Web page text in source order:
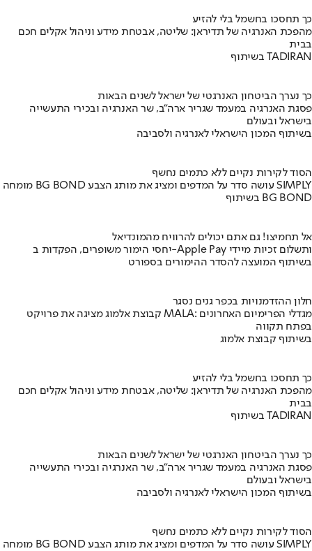
כך תחסכו בחשמל בלי להזיע
מהפכת האנרגיה של תדיראן: שליטה, אבטחת מידע וניהול אקלים חכם
בבית
בשיתוף TADIRAN
כך נערך הביטחון האנרגטי של ישראל לשנים הבאות
פסגת האנרגיה במעמד שגריר ארה"ב, שר האנרגיה ובכירי התעשייה
בישראל ובעולם
בשיתוף המכון הישראלי לאנרגיה ולסביבה
הסוד לקירות נקיים ללא כתמים נחשף
מומחה BG BOND עושה סדר על המדפים ומציג את מותג הצבע SIMPLY
בשיתוף BG BOND
אל תחמיצו! גם אתם יכולים להרוויח מהמונדיאל
יחסי הימור משופרים, הפקדות ב-Apple Pay ותשלום זכיות מיידי
בשיתוף המועצה להסדר ההימורים בספורט
חלון ההזדמנויות בכפר גנים נסגר
קבוצת אלמוג מציגה את פרויקט MALA: מגדלי הפרימיום האחרונים
בפתח תקווה
בשיתוף קבוצת אלמוג
כך תחסכו בחשמל בלי להזיע
מהפכת האנרגיה של תדיראן: שליטה, אבטחת מידע וניהול אקלים חכם
בבית
בשיתוף TADIRAN
כך נערך הביטחון האנרגטי של ישראל לשנים הבאות
פסגת האנרגיה במעמד שגריר ארה"ב, שר האנרגיה ובכירי התעשייה
בישראל ובעולם
בשיתוף המכון הישראלי לאנרגיה ולסביבה
הסוד לקירות נקיים ללא כתמים נחשף
מומחה BG BOND עושה סדר על המדפים ומציג את מותג הצבע SIMPLY